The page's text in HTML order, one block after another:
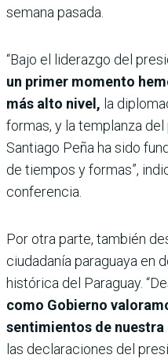
semana pasada.
“Bajo el liderazgo del
un primer momento
más alto nivel, la
formas, y la templanza
Santiago Peña ha sido
de tiempos y formas”,
conferencia.
Por otra parte, también
ciudadanía paraguaya en
histórica del Paraguay.
como Gobierno
sentimientos de nuestra
las declaraciones del